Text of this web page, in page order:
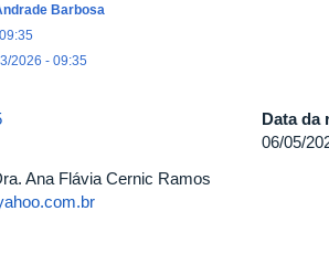
Barbosa
2026 - 09:35
Ana Flávia Cernic Ramos
Data da
06/05/